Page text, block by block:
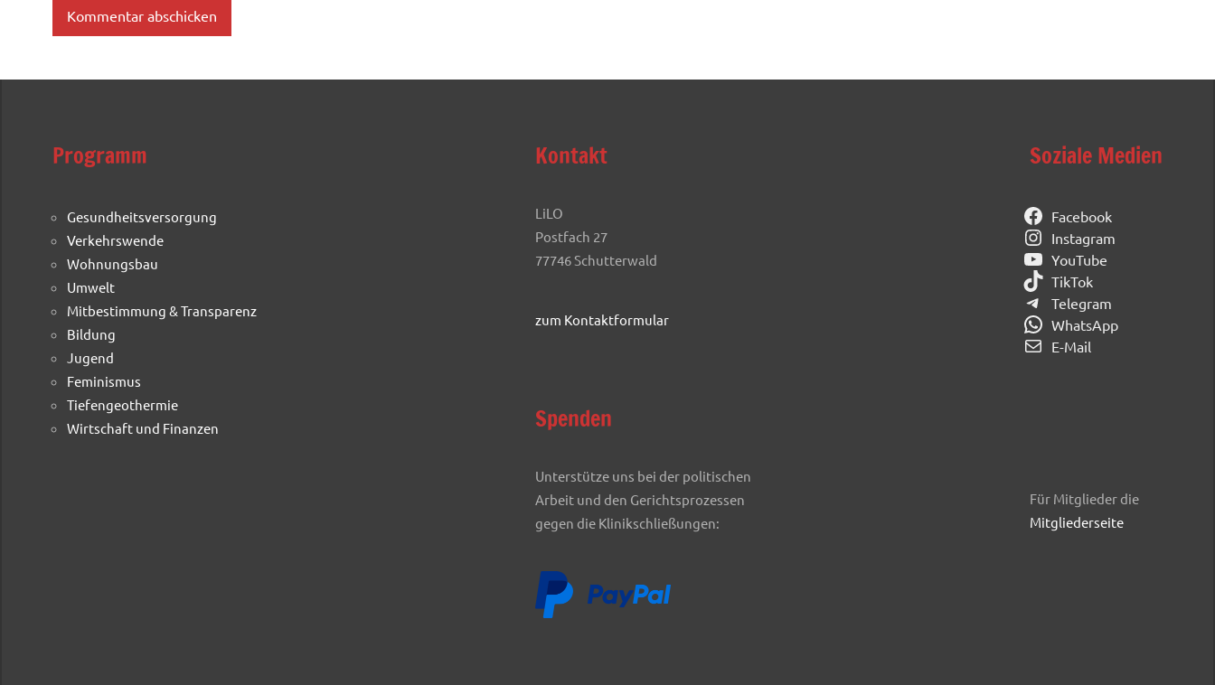
Programm
Gesundheitsversorgung
Verkehrswende
Wohnungsbau
Umwelt
Mitbestimmung & Transparenz
Bildung
Jugend
Feminismus
Tiefengeothermie
Wirtschaft und Finanzen
Kontakt
LiLO
Postfach 27
77746 Schutterwald
zum Kontaktformular
Spenden
Unterstütze uns bei der politischen
Arbeit und den Gerichtsprozessen
gegen die Klinikschließungen:
Soziale Medien
Facebook
Instagram
YouTube
TikTok
Telegram
WhatsApp
E-Mail
Für Mitglieder die
Mitgliederseite